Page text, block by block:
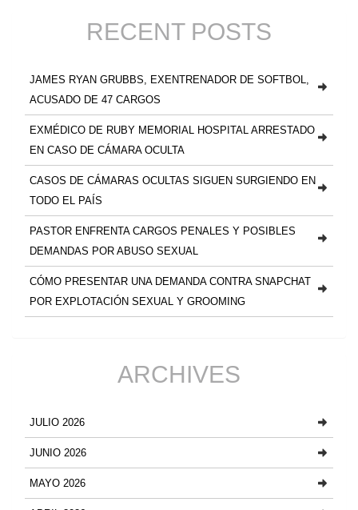
RECENT POSTS
JAMES RYAN GRUBBS, EXENTRENADOR DE SOFTBOL,
ACUSADO DE 47 CARGOS
EXMÉDICO DE RUBY MEMORIAL HOSPITAL ARRESTADO
EN CASO DE CÁMARA OCULTA
CASOS DE CÁMARAS OCULTAS SIGUEN SURGIENDO EN
TODO EL PAÍS
PASTOR ENFRENTA CARGOS PENALES Y POSIBLES
DEMANDAS POR ABUSO SEXUAL
CÓMO PRESENTAR UNA DEMANDA CONTRA SNAPCHAT
POR EXPLOTACIÓN SEXUAL Y GROOMING
ARCHIVES
JULIO 2026
JUNIO 2026
MAYO 2026